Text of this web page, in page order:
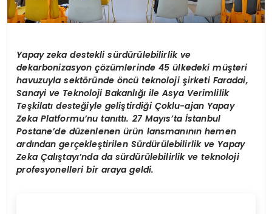
Yapay zeka destekli sürdürülebilirlik ve
dekarbonizasyon çözümlerinde 45 ülkedeki müşteri
havuzuyla sektöründe öncü teknoloji şirketi Faradai,
Sanayi ve Teknoloji Bakanlığı ile Asya Verimlilik
Teşkilatı desteğiyle geliştirdiği Çoklu-ajan Yapay
Zeka Platformu’nu tanıttı. 27 Mayıs’ta İstanbul
Postane’de düzenlenen ürün lansmanının hemen
ardından gerçekleştirilen Sürdürülebilirlik ve Yapay
Zeka Çalıştayı’nda da sürdürülebilirlik ve teknoloji
profesyonelleri bir araya geldi.